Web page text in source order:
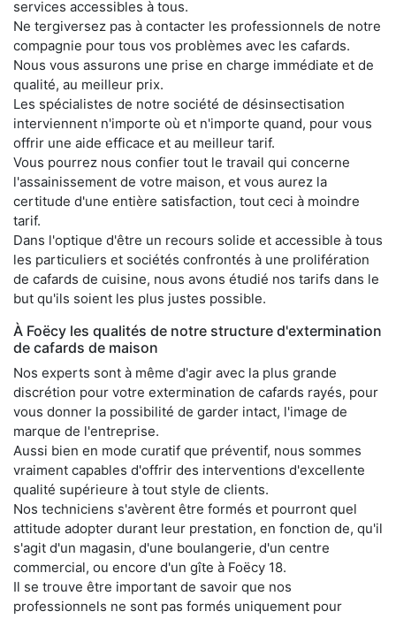
services accessibles à tous.
Ne tergiversez pas à contacter les professionnels de notre
compagnie pour tous vos problèmes avec les cafards.
Nous vous assurons une prise en charge immédiate et de
qualité, au meilleur prix.
Les spécialistes de notre société de désinsectisation
interviennent n'importe où et n'importe quand, pour vous
offrir une aide efficace et au meilleur tarif.
Vous pourrez nous confier tout le travail qui concerne
l'assainissement de votre maison, et vous aurez la
certitude d'une entière satisfaction, tout ceci à moindre
tarif.
Dans l'optique d'être un recours solide et accessible à tous
les particuliers et sociétés confrontés à une prolifération
de cafards de cuisine, nous avons étudié nos tarifs dans le
but qu'ils soient les plus justes possible.
À Foëcy les qualités de notre structure d'extermination
de cafards de maison
Nos experts sont à même d'agir avec la plus grande
discrétion pour votre extermination de cafards rayés, pour
vous donner la possibilité de garder intact, l'image de
marque de l'entreprise.
Aussi bien en mode curatif que préventif, nous sommes
vraiment capables d'offrir des interventions d'excellente
qualité supérieure à tout style de clients.
Nos techniciens s'avèrent être formés et pourront quel
attitude adopter durant leur prestation, en fonction de, qu'il
s'agit d'un magasin, d'une boulangerie, d'un centre
commercial, ou encore d'un gîte à Foëcy 18.
Il se trouve être important de savoir que nos
professionnels ne sont pas formés uniquement pour